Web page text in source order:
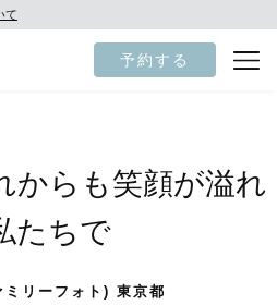
て
予約する
からも笑顔が溢れ
たちで
ミリーフォト) 東京都